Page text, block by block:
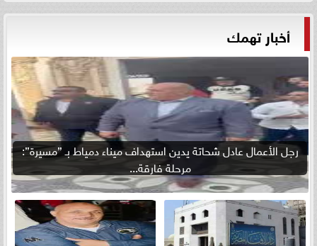
أخبار تهمك
رجل الأعمال عادل شحاتة يدين استهداف ميناء دمياط بـ ”مسيرة”:
مرحلة فارقة...